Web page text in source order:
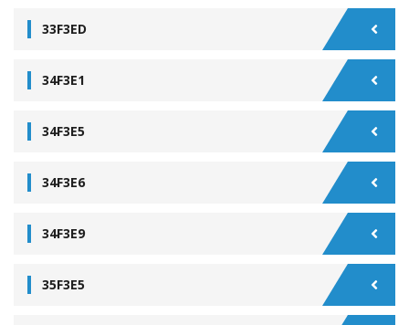
33F3ED
34F3E1
34F3E5
34F3E6
34F3E9
35F3E5